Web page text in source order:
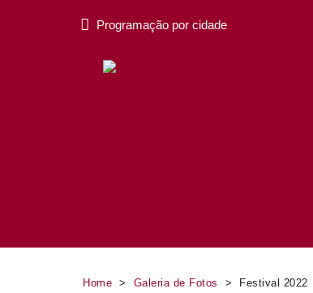
Programação por cidade
Home > Galeria de Fotos > Festival 2022